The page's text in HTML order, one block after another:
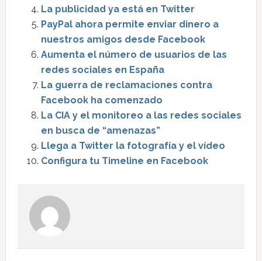
La publicidad ya está en Twitter
PayPal ahora permite enviar dinero a
nuestros amigos desde Facebook
Aumenta el número de usuarios de las
redes sociales en España
La guerra de reclamaciones contra
Facebook ha comenzado
La CIA y el monitoreo a las redes sociales
en busca de “amenazas”
Llega a Twitter la fotografía y el vídeo
Configura tu Timeline en Facebook